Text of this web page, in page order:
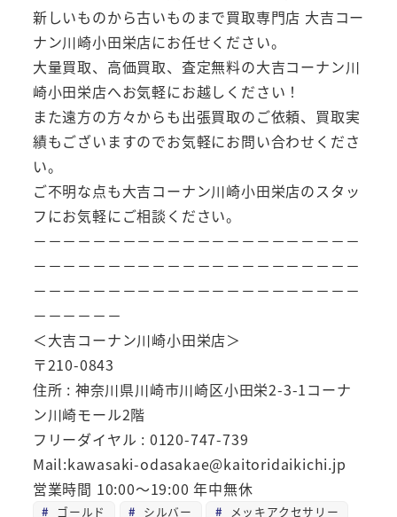
新しいものから古いものまで買取専門店 大吉コー
ナン川崎小田栄店にお任せください。
大量買取、高価買取、査定無料の大吉コーナン川
崎小田栄店へお気軽にお越しください！
また遠方の方々からも出張買取のご依頼、買取実
績もございますのでお気軽にお問い合わせくださ
い。
ご不明な点も大吉コーナン川崎小田栄店のスタッ
フにお気軽にご相談ください。
－－－－－－－－－－－－－－－－－－－－－－
－－－－－－－－－－－－－－－－－－－－－－
－－－－－－－－－－－－－－－－－－－－－－
－－－－－－
＜大吉コーナン川崎小田栄店＞
〒210-0843
住所 : 神奈川県川崎市川崎区小田栄2-3-1コーナ
ン川崎モール2階
フリーダイヤル : 0120-747-739
Mail:kawasaki-odasakae@kaitoridaikichi.jp
営業時間 10:00～19:00 年中無休
ゴールド シルバー メッキアクセサリー